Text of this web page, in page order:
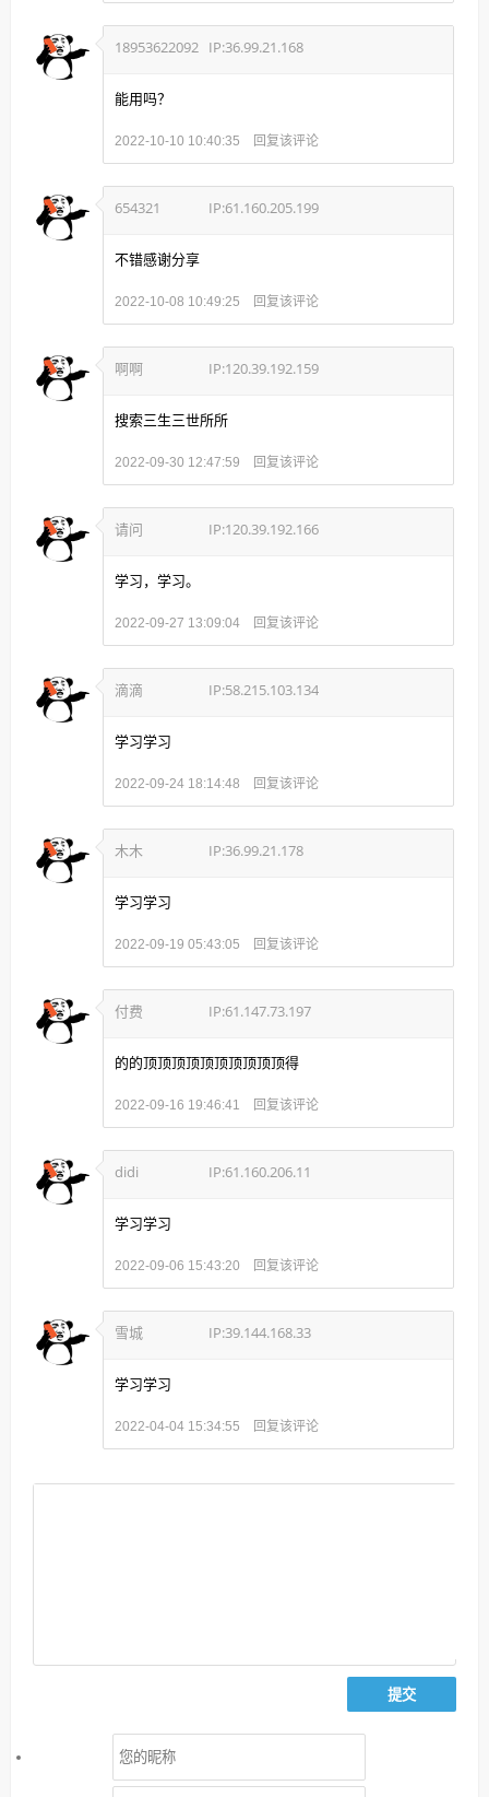
18953622092 IP:36.99.21.168
能用吗？
2022-10-10 10:40:35 回复该评论
654321 IP:61.160.205.199
不错感谢分享
2022-10-08 10:49:25 回复该评论
啊啊 IP:120.39.192.159
搜索三生三世所所
2022-09-30 12:47:59 回复该评论
请问 IP:120.39.192.166
学习，学习。
2022-09-27 13:09:04 回复该评论
滴滴 IP:58.215.103.134
学习学习
2022-09-24 18:14:48 回复该评论
木木 IP:36.99.21.178
学习学习
2022-09-19 05:43:05 回复该评论
付费 IP:61.147.73.197
的的顶顶顶顶顶顶顶顶顶顶得
2022-09-16 19:46:41 回复该评论
didi IP:61.160.206.11
学习学习
2022-09-06 15:43:20 回复该评论
雪城 IP:39.144.168.33
学习学习
2022-04-04 15:34:55 回复该评论